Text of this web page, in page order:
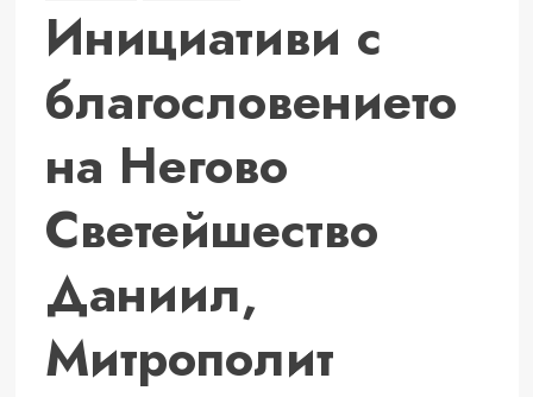
Инициативи с
благословението
на Негово
Светейшество
Даниил,
Митрополит